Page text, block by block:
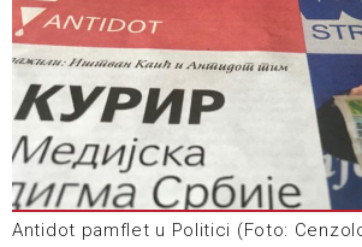
Antidot pamflet u Politici (Foto: